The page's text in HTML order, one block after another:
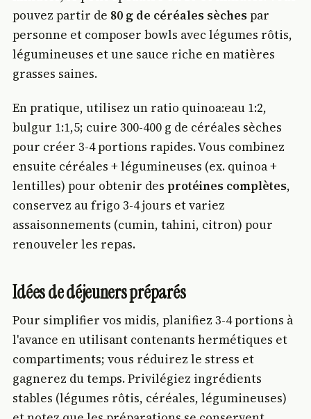
pouvez partir de 80 g de céréales sèchespar
personne et composer bowls avec légumes rôtis,
légumineuses et une sauce riche en matières
grasses saines.
En pratique, utilisez un ratio quinoa:eau 1:2,
bulgur 1:1,5; cuire 300-400 g de céréales sèches
pour créer 3-4 portions rapides. Vous combinez
ensuite céréales + légumineuses (ex. quinoa +
lentilles) pour obtenir des protéines complètes,
conservez au frigo 3-4 jours et variez
assaisonnements (cumin, tahini, citron) pour
renouveler les repas.
Idées de déjeuners préparés
Pour simplifier vos midis, planifiez 3-4 portions à
l'avance en utilisant contenants hermétiques et
compartiments; vous réduirez le stress et
gagnerez du temps. Privilégiez ingrédients
stables (légumes rôtis, céréales, légumineuses)